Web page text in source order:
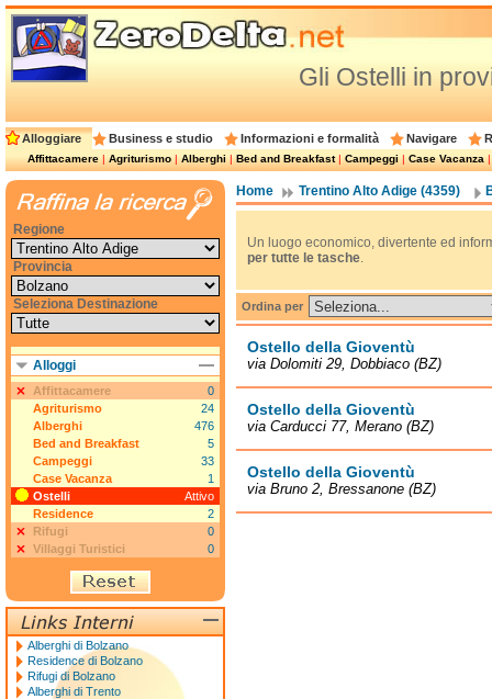
Gli Ostelli in
Alloggiare Business e studio Informazioni e formalità Navigare
Affittacamere|Agriturismo|Alberghi|Bed and Breakfast|Campeggi|Case Vacanza
Home Trentino Alto Adige (4359)
Un luogo economico, divertente ed
per tutte le tasche.
Ordina per
Ostello della Gioventù
via Dolomiti 29, Dobbiaco (BZ)
Ostello della Gioventù
via Carducci 77, Merano (BZ)
Ostello della Gioventù
via Bruno 2, Bressanone (BZ)
Regione
Provincia
Seleziona Destinazione
Alloggi
Affittacamere
0
Agriturismo
24
Alberghi
476
Bed and Breakfast
5
Campeggi
33
Case Vacanza
1
Ostelli
Attivo
Residence
2
Rifugi
0
Villaggi Turistici
0
Alberghi di Bolzano
Residence di Bolzano
Rifugi di Bolzano
Alberghi di Trento